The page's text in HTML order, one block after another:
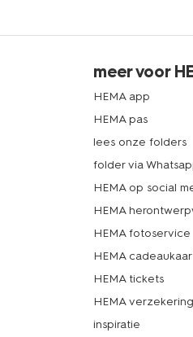
meer voor
HEMA app
HEMA pas
lees onze folders
folder via
HEMA op social
HEMA
HEMA fotoservice
HEMA
HEMA tickets
HEMA
inspiratie